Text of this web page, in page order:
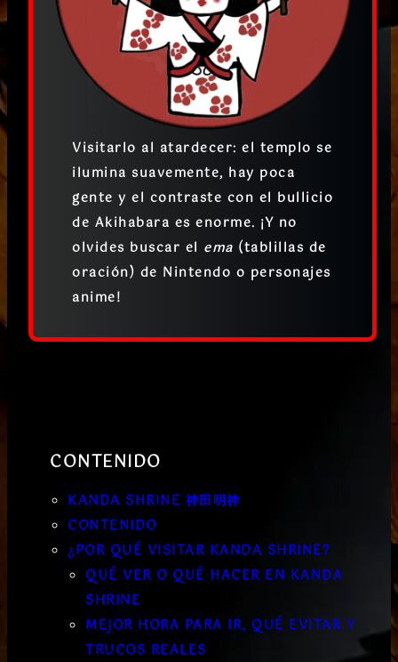
Visitarlo al atardecer: el templo se
ilumina suavemente, hay poca
gente y el contraste con el bullicio
de Akihabara es enorme. ¡Y no
olvides buscar el ema (tablillas de
oración) de Nintendo o personajes
anime!
CONTENIDO
KANDA SHRINE 神田明神
CONTENIDO
¿POR QUÉ VISITAR KANDA SHRINE?
QUÉ VER O QUÉ HACER EN KANDA
SHRINE
MEJOR HORA PARA IR, QUÉ EVITAR Y
TRUCOS REALES